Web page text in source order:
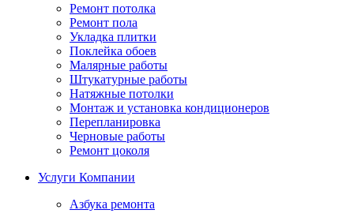
Ремонт потолка
Ремонт пола
Укладка плитки
Поклейка обоев
Малярные работы
Штукатурные работы
Натяжные потолки
Монтаж и установка кондиционеров
Перепланировка
Черновые работы
Ремонт цоколя
Услуги Компании
Азбука ремонта